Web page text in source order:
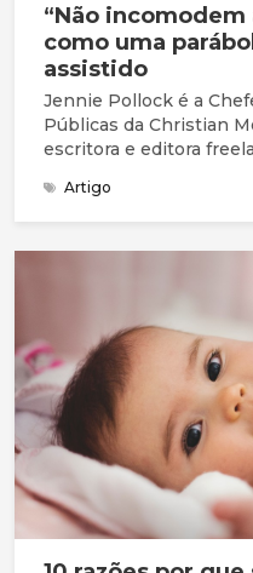
“Não
como uma
assistido
Jennie Pollock é a
Públicas da Christian
escritora e editora
escrever sobre os
nossos valores
Artigo